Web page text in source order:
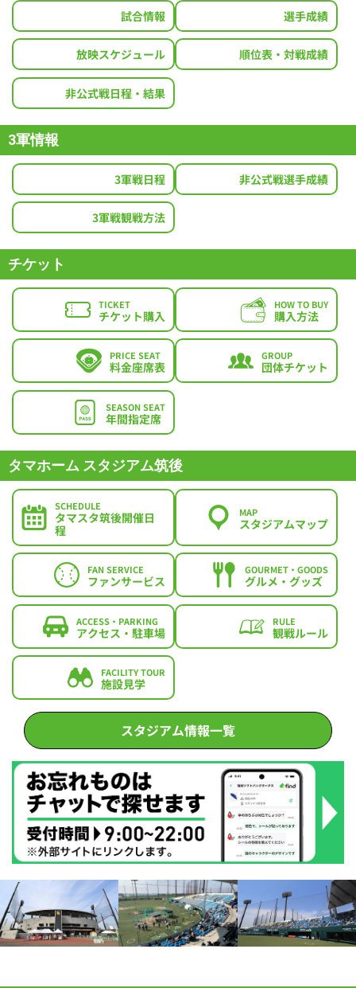
試合情報 選手成績
放映スケジュール 順位表・対戦成績
非公式戦日程・結果
3軍情報
3軍戦日程 非公式戦選手成績
3軍戦観戦方法
チケット
TICKET
チケット購入
HOW TO BUY
購入方法
PRICE SEAT
料金座席表
GROUP
団体チケット
SEASON SEAT
年間指定席
タマホーム スタジアム筑後
SCHEDULE
タマスタ筑後開催日
程
MAP
スタジアムマップ
FAN SERVICE
ファンサービス
GOURMET・GOODS
グルメ・グッズ
ACCESS・PARKING
アクセス・駐車場
RULE
観戦ルール
FACILITY TOUR
施設見学
スタジアム情報一覧